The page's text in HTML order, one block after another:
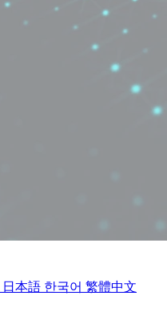
日本語 한국어 繁體中文